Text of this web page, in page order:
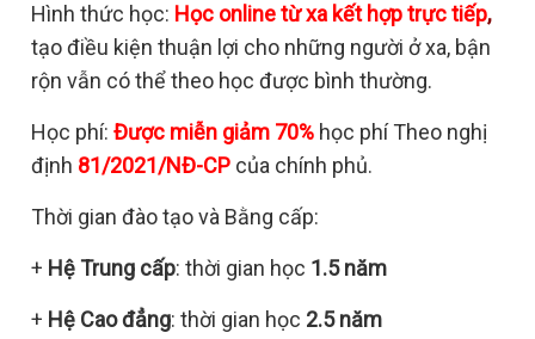
Hình thức học: Học online từ xa kết hợp trực tiếp,
tạo điều kiện thuận lợi cho những người ở xa, bận
rộn vẫn có thể theo học được bình thường.
Học phí:Được miễn giảm 70% học phí Theo nghị
định 81/2021/NĐ-CP của chính phủ.
Thời gian đào tạo và Bằng cấp:
+ Hệ Trung cấp: thời gian học 1.5 năm
+ Hệ Cao đẳng: thời gian học 2.5 năm